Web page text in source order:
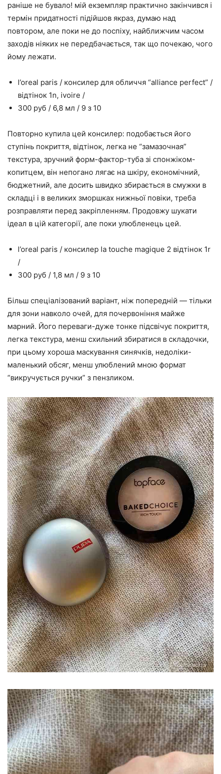
раніше не бувало! мій екземпляр практично закінчився і
термін придатності підійшов якраз, думаю над
повтором, але поки не до поспіху, найближчим часом
заходів ніяких не передбачається, так що почекаю, чого
йому лежати.
l’oreal paris / консилер для обличчя “alliance perfect” /
відтінок 1n, ivoire /
300 руб / 6,8 мл / 9 з 10
Повторно купила цей консилер: подобається його
ступінь покриття, відтінок, легка не “замазочная”
текстура, зручний форм-фактор-туба зі спонжіком-
копитцем, він непогано лягає на шкіру, економічний,
бюджетний, але досить швидко збирається в смужки в
складці і в великих зморшках нижньої повіки, треба
розправляти перед закріпленням. Продовжу шукати
ідеал в цій категорії, але поки улюбленець цей.
l’oreal paris / консилер la touche magique 2 відтінок 1r
/
300 руб / 1,8 мл / 9 з 10
Більш спеціалізований варіант, ніж попередній — тільки
для зони навколо очей, для почервоніння майже
марний. Його переваги-дуже тонке підсвічує покриття,
легка текстура, менш схильний збиратися в складочки,
при цьому хороша маскування синячків, недоліки-
маленький обсяг, менш улюблений мною формат
“викручується ручки” з пензликом.